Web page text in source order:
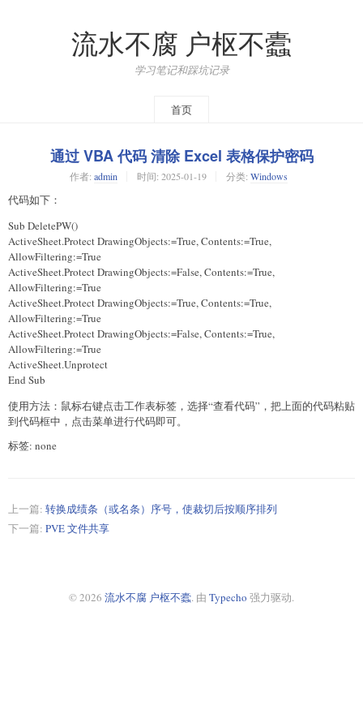
流水不腐 户枢不蠹
学习笔记和踩坑记录
首页
通过 VBA 代码 清除 Excel 表格保护密码
作者: admin 时间: 2025-01-19 分类: Windows
代码如下：
Sub DeletePW()
ActiveSheet.Protect DrawingObjects:=True, Contents:=True,
AllowFiltering:=True
ActiveSheet.Protect DrawingObjects:=False, Contents:=True,
AllowFiltering:=True
ActiveSheet.Protect DrawingObjects:=True, Contents:=True,
AllowFiltering:=True
ActiveSheet.Protect DrawingObjects:=False, Contents:=True,
AllowFiltering:=True
ActiveSheet.Unprotect
End Sub
使用方法：鼠标右键点击工作表标签，选择“查看代码”，把上面的代码粘贴
到代码框中，点击菜单进行代码即可。
标签: none
上一篇: 转换成绩条（或名条）序号，使裁切后按顺序排列
下一篇: PVE 文件共享
© 2026 流水不腐 户枢不蠹. 由 Typecho 强力驱动.